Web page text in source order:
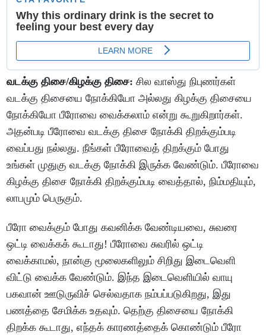
வடக்கு திசை/கிழக்கு திசை:சில வாஸ்து நிபுணர்கள்
வடக்கு திசையை நோக்கியோ அல்லது கிழக்கு திசையை
நோக்கியோ பீரோவை வைக்கலாம் என்று கூறுகிறார்கள்.
அதன்படி பீரோவை வடக்கு திசை நோக்கி திறக்கும்படி
வைப்பது நல்லது. நீங்கள் பீரோவைத் திறக்கும் போது
உங்கள் முதுகு வடக்கு நோக்கி இருக்க வேண்டும். பீரோவை
கிழக்கு திசை நோக்கி திறக்கும்படி வைத்தால், நிம்மதியும்,
லாபமும் பெருகும்.
பீரோ வைக்கும் போது கவனிக்க வேண்டியவை, சுவரை
ஒட்டி வைக்கக் கூடாது! பீரோவை சுவரில் ஒட்டி
வைக்காமல், நான்கு மூலைகளிலும் சிறிது இடைவெளி
விட்டு வைக்க வேண்டும். இந்த இடைவெளியில் வாயு
பகவான் ஊடுருவிச் செல்வதாக நம்பப்படுகிறது, இது
பணத்தை சேமிக்க உதவும். தெற்கு திசையை நோக்கி
திறக்க கூடாது, எந்தக் காரணத்தைக் கொண்டும் பீரோ